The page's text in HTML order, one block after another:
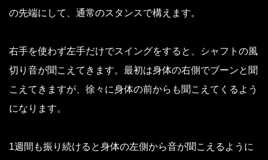
の先端にして、通常のスタンスで構えます。
右手を使わず左手だけでスイングをすると、シャフトの風
切り音が聞こえてきます。最初は身体の右側でブーンと聞
こえてきますが、徐々に身体の前からも聞こえてくるよう
になります。
1週間も振り続けると身体の左側から音が聞こえるように